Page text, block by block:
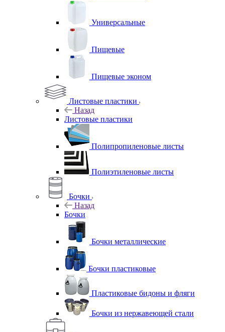
Универсальные
Пищевые
Пищевые эконом
Листовые пластики
Назад
Листовые пластики
Полипропиленовые листы
Полиэтиленовые листы
Бочки
Назад
Бочки
Бочки металлические
Бочки пластиковые
Пластиковые бидоны и фляги
Бочки из нержавеющей стали